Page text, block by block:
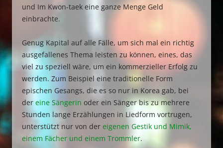
und Im Kwon-taek eine ganze Menge Geld
einbrachte.
Genug Kapital auf alle Fälle, um sich mal ein richtig
ausgefallenes Thema leisten zu können, eines, das
viel zu speziell wäre, um ein kommerzieller Erfolg zu
werden. Zum Beispiel eine traditionelle Form
epischen Gesangs, die es so nur in Korea gab, bei
dereine Sängerin oder ein Sänger bis zu mehrere
Stunden lange Erzählungen in Liedform vortrugen,
unterstützt nur von der eigenen Gestik und Mimik,
einem Fächer und einem Trommler.